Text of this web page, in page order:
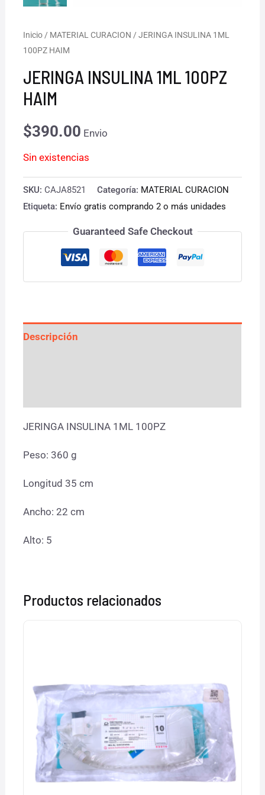
Inicio / MATERIAL CURACION / JERINGA INSULINA 1ML
100PZ HAIM
JERINGA INSULINA 1ML 100PZ
HAIM
$390.00 Envio
Sin existencias
SKU: CAJA8521 Categoría: MATERIAL CURACION
Etiqueta: Envío gratis comprando 2 o más unidades
Guaranteed Safe Checkout
Descripción
JERINGA INSULINA 1ML 100PZ
Peso: 360 g
Longitud 35 cm
Ancho: 22 cm
Alto: 5
Productos relacionados